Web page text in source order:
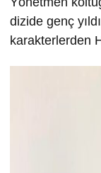
dizide genç
karakterlerden